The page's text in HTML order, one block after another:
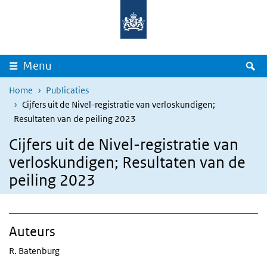
Overslaan en naar de inhoud gaan
Menu
Home
Publicaties
Cijfers uit de Nivel-registratie van verloskundigen;
Resultaten van de peiling 2023
Cijfers uit de Nivel-registratie van
verloskundigen; Resultaten van de
peiling 2023
Auteurs
R. Batenburg